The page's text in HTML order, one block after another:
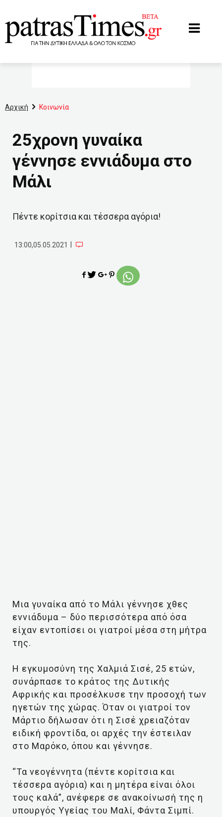
Αρχική Κοινωνία
25χρονη γυναίκα
γέννησε εννιάδυμα στο
Μάλι
Πέντε κορίτσια και τέσσερα αγόρια!
13:00,05.05.2021
Μια γυναίκα από το Μάλι γέννησε χθες
εννιάδυμα – δύο περισσότερα από όσα
είχαν εντοπίσει οι γιατροί μέσα στη μήτρα
της.
Η εγκυμοσύνη της Χαλμιά Σισέ, 25 ετών,
συνάρπασε το κράτος της Δυτικής
Αφρικής και προσέλκυσε την προσοχή των
ηγετών της χώρας. Όταν οι γιατροί τον
Μάρτιο δήλωσαν ότι η Σισέ χρειαζόταν
ειδική φροντίδα, οι αρχές την έστειλαν
στο Μαρόκο, όπου και γέννησε.
“Τα νεογέννητα (πέντε κορίτσια και
τέσσερα αγόρια) και η μητέρα είναι όλοι
τους καλά”, ανέφερε σε ανακοίνωσή της η
υπουργός Υγείας του Μαλί, Φάντα Σιμπί.